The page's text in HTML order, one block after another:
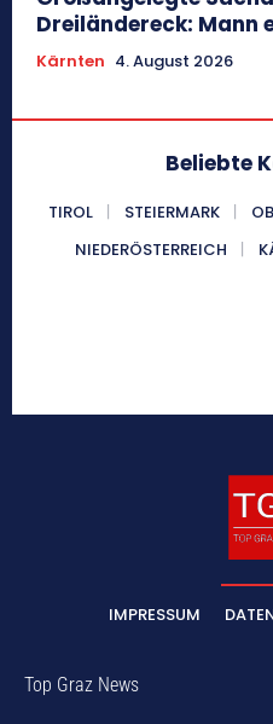
Dreiländereck:
Kärnten 4. August 2026
Beliebte
TIROL STEIERMARK
NIEDERÖSTERREICH
IMPRESSUM
Top Graz News